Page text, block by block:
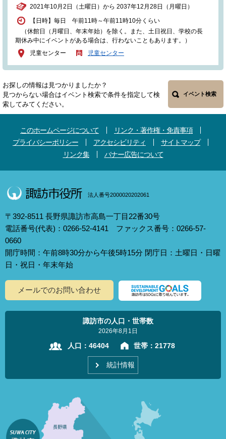
2021年10月2日（土曜日）から 2037年12月28日（月曜日）
【日時】毎日 午前11時～午前11時10分くらい
（休館日（月曜日、年末年始）を除く。また、土日祝日、学校の長
期休み中にイベントがある場合は、行わないこともあります。）
児童センター
児童センター
お探しの情報は見つかりましたか？
見つからない場合はイベント検索で条件を指定して検
索してみてください。
イベント検索
このホームページについて
リンク・著作権・免責事項
プライバシーポリシー
アクセシビリティ
サイトマップ
リンク集
バナー広告について
法人番号2000020202061
〒392-8511 長野県諏訪市高島一丁目22番30号
電話番号(代表)：0266-52-4141 ファックス番号：0266-57-
0660
開庁時間：午前8時30分から午後5時15分 閉庁日：土曜日・日曜
日・祝日・年末年始
メールでのお問い合わせ
諏訪市の人口・世帯数
2026年8月1日
人口： 46404 世帯： 21778
統計情報